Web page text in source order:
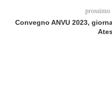
Convegno ANVU 2023,